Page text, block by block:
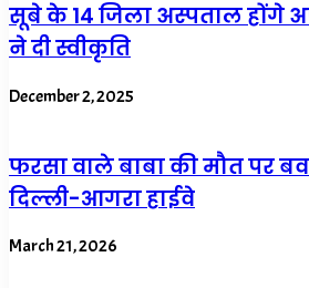
सूबे के 14 जिला अस्पताल होंगे
ने दी स्वीकृति
December 2, 2025
फरसा वाले बाबा की मौत पर
दिल्ली-आगरा हाईवे
March 21, 2026